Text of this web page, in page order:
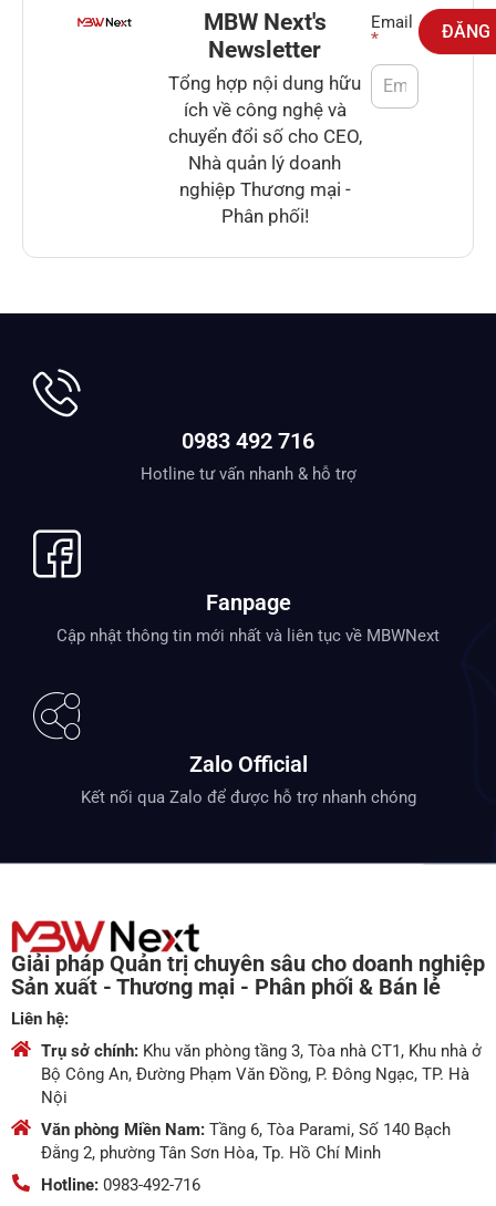
MBW Next's
Newsletter
Tổng hợp nội dung hữu
ích về công nghệ và
chuyển đổi số cho CEO,
Nhà quản lý doanh
nghiệp Thương mại -
Phân phối!
Newsletter
Email
*
ĐĂNG
0983 492 716
Hotline tư vấn nhanh & hỗ trợ
Fanpage
Cập nhật thông tin mới nhất và liên tục về MBWNext
Zalo Official
Kết nối qua Zalo để được hỗ trợ nhanh chóng
Giải pháp Quản trị chuyên sâu cho doanh nghiệp
Sản xuất - Thương mại - Phân phối & Bán lẻ
Liên hệ:
Trụ sở chính: Khu văn phòng tầng 3, Tòa nhà CT1, Khu nhà ở
Bộ Công An, Đường Phạm Văn Đồng, P. Đông Ngạc, TP. Hà
Nội
Văn phòng Miền Nam: Tầng 6, Tòa Parami, Số 140 Bạch
Đằng 2, phường Tân Sơn Hòa, Tp. Hồ Chí Minh
Hotline: 0983-492-716